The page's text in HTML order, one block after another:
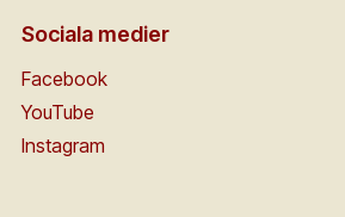
Sociala medier
Facebook
YouTube
Instagram